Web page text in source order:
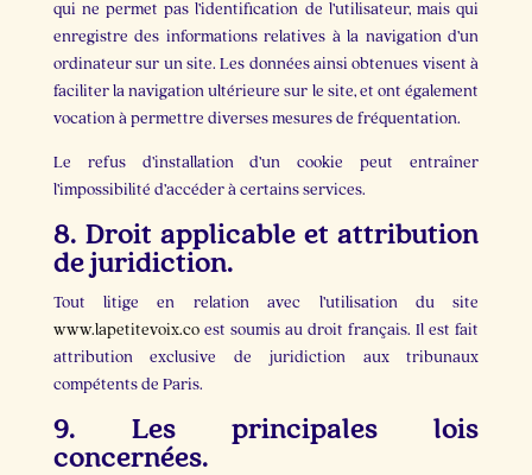
qui ne permet pas l’identification de l’utilisateur, mais qui
enregistre des informations relatives à la navigation d’un
ordinateur sur un site. Les données ainsi obtenues visent à
faciliter la navigation ultérieure sur le site, et ont également
vocation à permettre diverses mesures de fréquentation.
Le refus d’installation d’un cookie peut entraîner
l’impossibilité d’accéder à certains services.
8. Droit applicable et attribution
de juridiction.
Tout litige en relation avec l’utilisation du site
www.lapetitevoix.coest soumis au droit français. Il est fait
attribution exclusive de juridiction aux tribunaux
compétents de Paris.
9. Les principales lois
concernées.